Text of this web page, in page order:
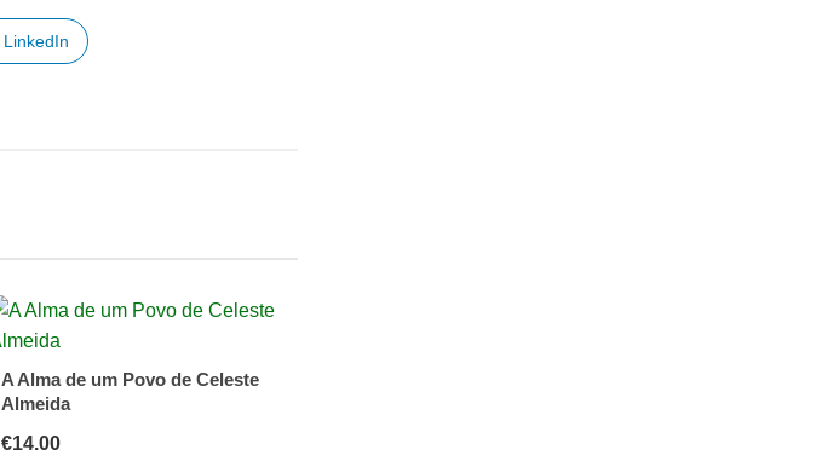
LinkedIn
A Alma de um Povo de Celeste
Almeida
€14.00